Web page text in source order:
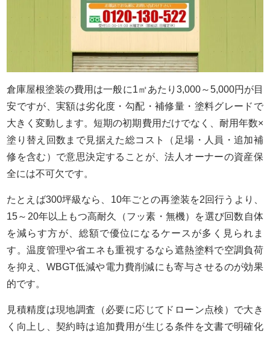
倉庫屋根塗装の費用は一般に1㎡あたり3,000～5,000円が目
安ですが、実額は劣化度・勾配・補修量・塗料グレードで
大きく変動します。短期の初期費用だけでなく、耐用年数×
塗り替え回数まで見据えた総コスト（足場・人員・追加補
修を含む）で意思決定することが、法人オーナーの資産保
全には不可欠です。
たとえば300坪級なら、10年ごとの再塗装を2回行うより、
15～20年以上もつ高耐久（フッ素・無機）を選び回数自体
を減らす方が、総額で優位になるケースが多く見られま
す。温度管理や省エネも重視するなら遮熱塗料で空調負荷
を抑え、WBGT低減や電力費削減にも寄与させるのが効果
的です。
見積精度は現地調査（必要に応じてドローン点検）で大き
く向上し、契約時は追加費用が生じる条件を文書で明確化